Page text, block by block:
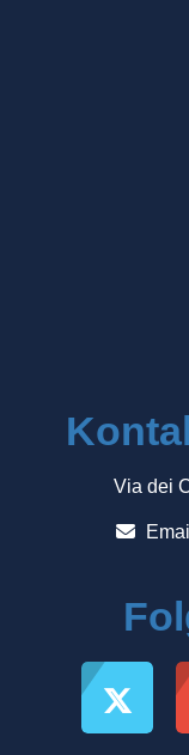
Via dei